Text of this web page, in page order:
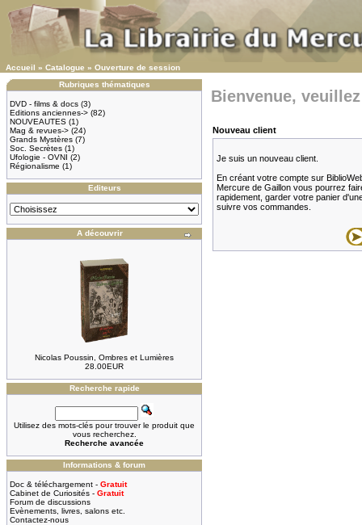
Accueil » Catalogue » Ouverture de session
Rubriques thématiques
DVD - films & docs (3)
Editions anciennes-> (82)
NOUVEAUTES (1)
Mag & revues-> (24)
Grands Mystères (7)
Soc. Secrètes (1)
Ufologie - OVNI (2)
Régionalisme (1)
Editeurs
A découvrir
Nicolas Poussin, Ombres et Lumières
28.00EUR
Recherche rapide
Utilisez des mots-clés pour trouver le produit que
vous recherchez.
Recherche avancée
Informations & forum
Doc & téléchargement - Gratuit
Cabinet de Curiosités - Gratuit
Forum de discussions
Evènements, livres, salons etc.
Contactez-nous
Bienvenue,
Nouveau client
Je suis un nouveau client.
En créant votre compte sur
Mercure de Gaillon vous pourrez
rapidement, garder votre panier
suivre vos commandes.